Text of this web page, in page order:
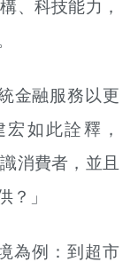
、科技能力，
金融服務以更
如此詮釋，
消費者，並且
？」
為例：到超市